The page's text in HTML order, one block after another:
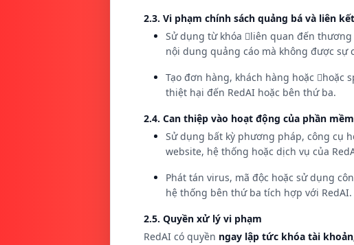
2.3. Vi phạm chính sách quảng bá và liên kết
Sử dụng từ khóa liên quan đến
nội dung quảng cáo mà không được sự
Tạo đơn hàng, khách hàng hoặc
thiệt hại đến RedAI hoặc bên thứ ba.
2.4. Can thiệp vào hoạt động của phần mềm
Sử dụng bất kỳ phương pháp, công cụ
website, hệ thống hoặc dịch vụ của
Phát tán virus, mã độc hoặc sử dụng
hệ thống bên thứ ba tích hợp với RedAI.
2.5. Quyền xử lý vi phạm
RedAI có quyền ngay lập tức khóa tài